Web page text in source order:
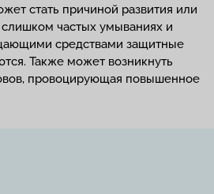
стать причиной развития или
частых умываниях и
средствами защитные
Также может возникнуть
провоцирующая повышенное